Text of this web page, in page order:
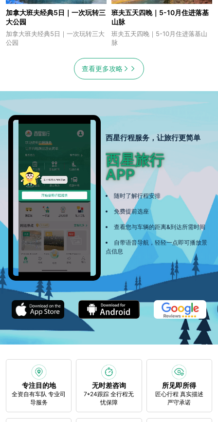
加拿大班夫经典5日｜一次玩转三
大公园
加拿大班夫经典5日｜一次玩转三大
公园
班夫五天四晚｜5-10月住进落基
山脉
班夫五天四晚｜5-10月住进落基山
脉
查看更多攻略
西星行程服务，让旅行更简单
西星旅行
APP
随时了解行程安排
免费提前选座
查看您与车辆的距离&到达所需时间
自带语音导航，轻轻一点即可播放景
点信息
专注目的地
全资自有车队 专业司
导服务
无时差咨询
7*24跟踪 全行程无
忧保障
所见即所得
匠心行程 真实描述
严守承诺